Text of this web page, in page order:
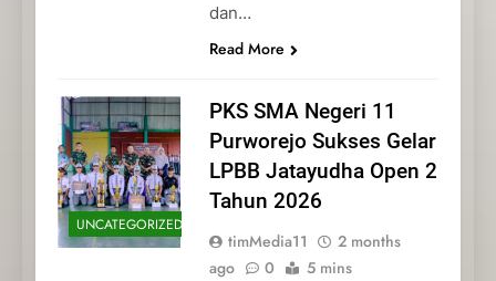
dan…
Read More
UNCATEGORIZED
PKS SMA Negeri 11
Purworejo Sukses Gelar
LPBB Jatayudha Open 2
Tahun 2026
timMedia11
2 months
ago
0 5 mins